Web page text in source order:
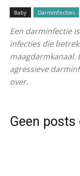
Baby Darminfecties
Een darminfectie
infecties die
maagdarmkanaal.
agressieve
over.
Geen